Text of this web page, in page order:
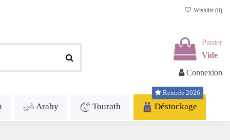
Wishlist (0)
Panier
Vide
Connexion
Araby Tourath Déstockage
Rentrée 2026